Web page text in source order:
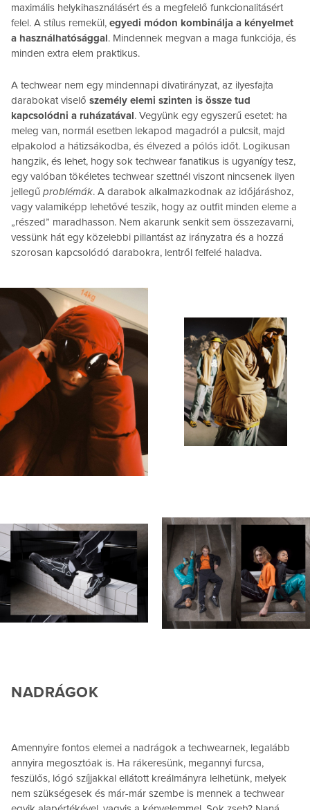
maximális helykihasználásért és a megfelelő funkcionalitásért
felel. A stílus remekül, egyedi módon kombinálja a kényelmet
a használhatósággal. Mindennek megvan a maga funkciója, és
minden extra elem praktikus.
A techwear nem egy mindennapi divatirányzat, az ilyesfajta
darabokat viselő személy elemi szinten is össze tud
kapcsolódni a ruházatával. Vegyünk egy egyszerű esetet: ha
meleg van, normál esetben lekapod magadról a pulcsit, majd
elpakolod a hátizsákodba, és élvezed a pólós időt. Logikusan
hangzik, és lehet, hogy sok techwear fanatikus is ugyanígy tesz,
egy valóban tökéletes techwear szettnél viszont nincsenek ilyen
jellegű problémák. A darabok alkalmazkodnak az időjáráshoz,
vagy valamiképp lehetővé teszik, hogy az outfit minden eleme a
„részed” maradhasson. Nem akarunk senkit sem összezavarni,
vessünk hát egy közelebbi pillantást az irányzatra és a hozzá
szorosan kapcsolódó darabokra, lentről felfelé haladva.
NADRÁGOK
Amennyire fontos elemei a nadrágok a techwearnek, legalább
annyira megosztóak is. Ha rákeresünk, megannyi furcsa,
feszülős, lógó szíjjakkal ellátott kreálmányra lelhetünk, melyek
nem szükségesek és már-már szembe is mennek a techwear